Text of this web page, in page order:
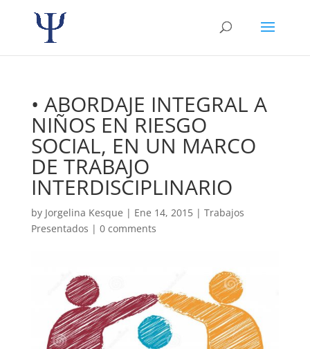
• ABORDAJE INTEGRAL A
NIÑOS EN RIESGO
SOCIAL, EN UN MARCO
DE TRABAJO
INTERDISCIPLINARIO
by Jorgelina Kesque | Ene 14, 2015| Trabajos
Presentados | 0 comments